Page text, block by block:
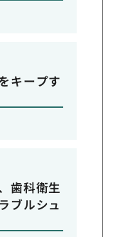
キープす
歯科衛生
ブルシュ